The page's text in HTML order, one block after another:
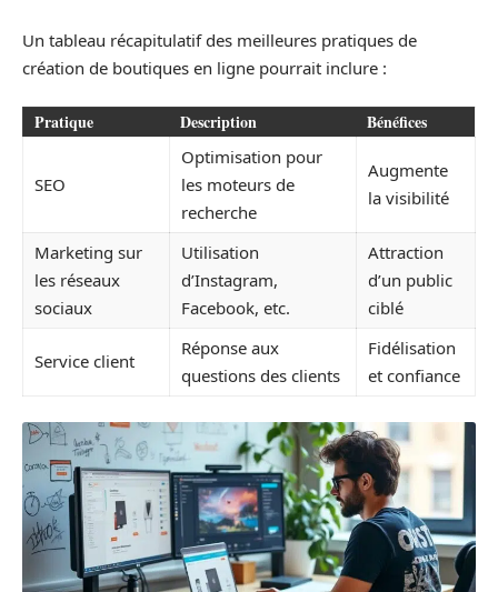
Un tableau récapitulatif des meilleures pratiques de
création de boutiques en ligne pourrait inclure :
Pratique Description Bénéfices
SEO
Optimisation pour
les moteurs de
recherche
Augmente
la visibilité
Marketing sur
les réseaux
sociaux
Utilisation
d’Instagram,
Facebook, etc.
Attraction
d’un public
ciblé
Service client
Réponse aux
questions des clients
Fidélisation
et confiance